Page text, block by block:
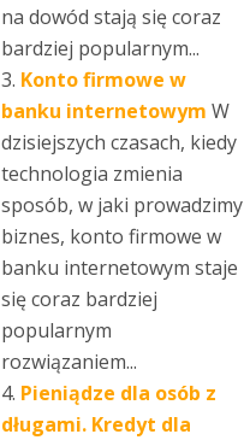
na dowód stają się coraz
bardziej popularnym...
Konto firmowe w
banku internetowym W
dzisiejszych czasach, kiedy
technologia zmienia
sposób, w jaki prowadzimy
biznes, konto firmowe w
banku internetowym staje
się coraz bardziej
popularnym
rozwiązaniem...
Pieniądze dla osób z
długami. Kredyt dla